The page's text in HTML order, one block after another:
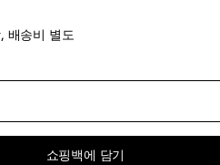
price
배송비 별도
쇼핑백에 담기